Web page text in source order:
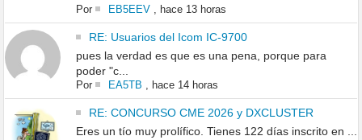
Por EB5EEV, hace 13 horas
RE: Usuarios del Icom IC-9700
pues la verdad es que es una pena, porque para
poder "c...
Por EA5TB hace 14 horas
RE: CONCURSO CME 2026 y DXCLUSTER
Eres un tío muy prolífico. Tienes 122 días inscrito en ...